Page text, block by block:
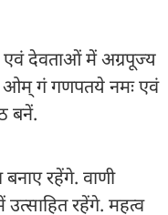
देवताओं में अग्रपूज्य
ओम् गं गणपतये नमः एवं
बनें.
रहेंगे. वाणी
उत्साहित रहेंगे. महत्व